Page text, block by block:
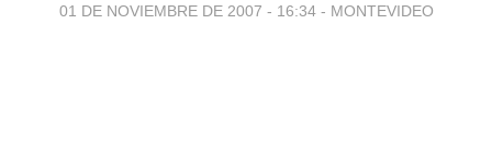
01 DE NOVIEMBRE DE 2007 - 16:34 - MONTEVIDEO